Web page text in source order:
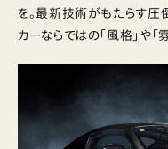
を。最新技術がもたらす
カーならではの「風格」や